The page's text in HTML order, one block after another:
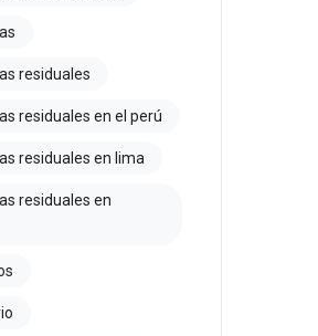
residuales
residuales en el perú
residuales en lima
residuales en